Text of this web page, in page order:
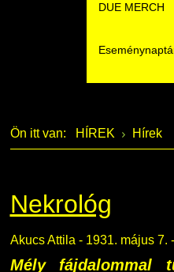
Moodle
Karrier
Hallgatókra
Könyvtár
Szakmentori
Felnőttképzés
Neptun
Családbarát
Szervezeti
Díjak,
DUE MERCH
Ön itt van: HÍREK Hírek
Nekrológ
Akucs Attila - 1931. május 7.
Mély fájdalommal